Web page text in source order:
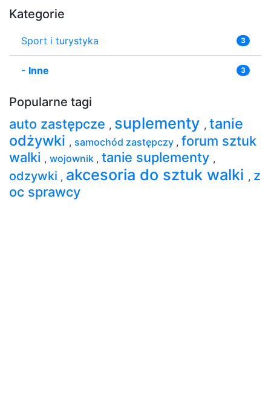
Kategorie
Sport i turystyka 3
- Inne 3
Popularne tagi
auto zastępcze , suplementy , tanie
odżywki , samochód zastępczy , forum sztuk
walki , wojownik , tanie suplementy ,
odzywki , akcesoria do sztuk walki , z
oc sprawcy